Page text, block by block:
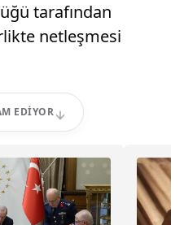
tarafından
netleşmesi
EDIYOR